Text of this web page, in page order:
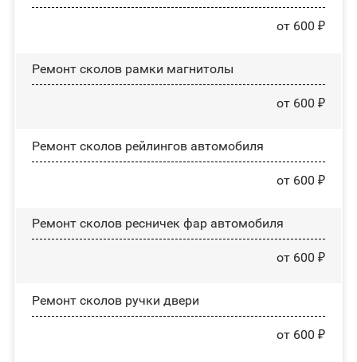
от 600 ₽
Ремонт сколов рамки магнитолы
от 600 ₽
Ремонт сколов рейлингов автомобиля
от 600 ₽
Ремонт сколов ресничек фар автомобиля
от 600 ₽
Ремонт сколов ручки двери
от 600 ₽